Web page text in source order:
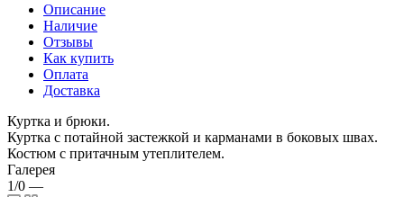
Описание
Наличие
Отзывы
Как купить
Оплата
Доставка
Куртка и брюки.
Куртка с потайной застежкой и карманами в боковых швах.
Костюм с притачным утеплителем.
Галерея
1/0 —